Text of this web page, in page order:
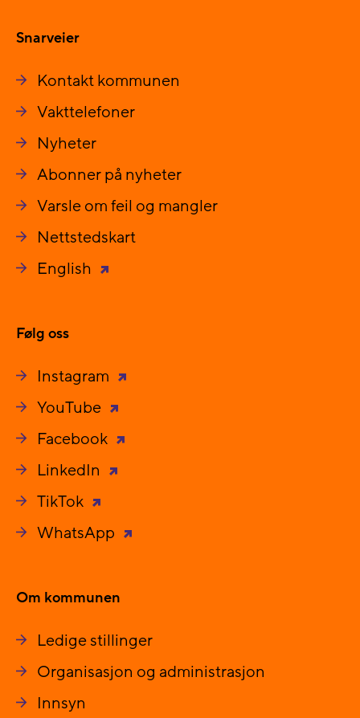
Snarveier
Kontakt kommunen
Vakttelefoner
Nyheter
Abonner på nyheter
Varsle om feil og mangler
Nettstedskart
English
Følg oss
Instagram
YouTube
Facebook
LinkedIn
TikTok
WhatsApp
Om kommunen
Ledige stillinger
Organisasjon og administrasjon
Innsyn